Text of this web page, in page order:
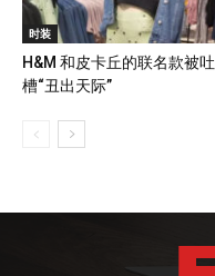
时装
H&M 和皮卡丘的联名款被吐
槽“丑出天际”